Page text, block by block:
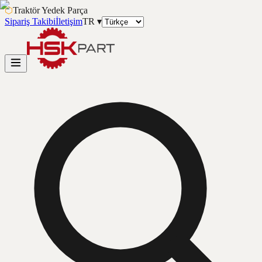
⬡Traktör Yedek Parça
Sipariş TakibiİletişimTR ▾